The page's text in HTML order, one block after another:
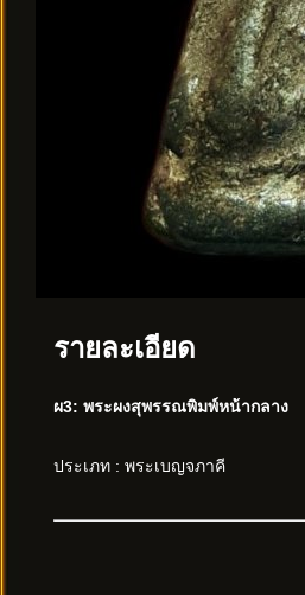
รายละเอียด
ผ3: พระผงสุพรรณพิมพ์หน้ากลาง
ประเภท : พระเบญจภาคี